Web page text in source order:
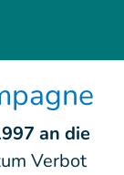
an die
Verbot